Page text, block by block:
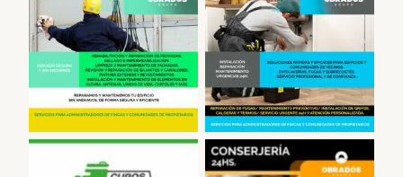
Trabajos Verticales
Fontanero,
comunidades de
vecinos